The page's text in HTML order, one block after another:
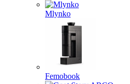
Mlynko
Femobook